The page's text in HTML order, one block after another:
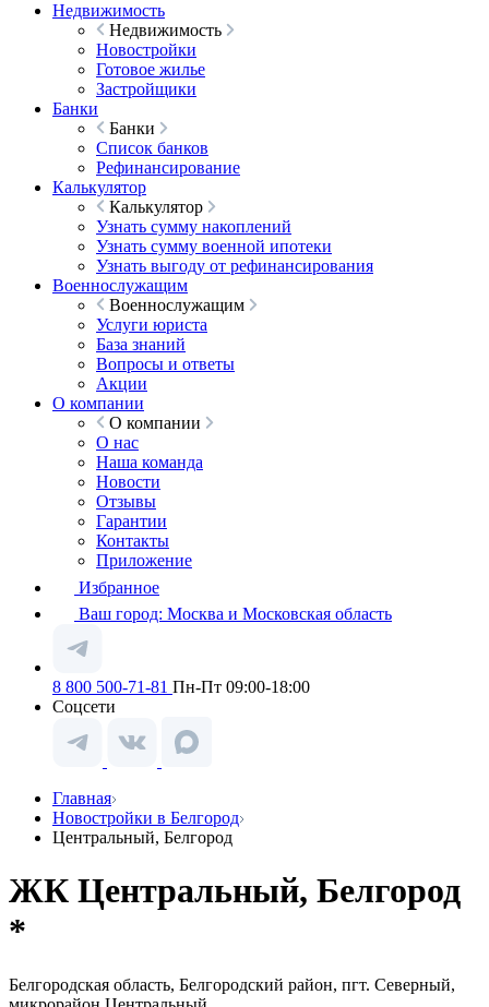
Недвижимость
Недвижимость
Новостройки
Готовое жилье
Застройщики
Банки
Банки
Список банков
Рефинансирование
Калькулятор
Калькулятор
Узнать сумму накоплений
Узнать сумму военной ипотеки
Узнать выгоду от рефинансирования
Военнослужащим
Военнослужащим
Услуги юриста
База знаний
Вопросы и ответы
Акции
О компании
О компании
О нас
Наша команда
Новости
Отзывы
Гарантии
Контакты
Приложение
Избранное
Ваш город: Москва и Московская область
8 800 500-71-81 Пн-Пт 09:00-18:00
Соцсети
Главная
Новостройки в Белгород
Центральный, Белгород
ЖК Центральный, Белгород
*
Белгородская область, Белгородский район, пгт. Северный,